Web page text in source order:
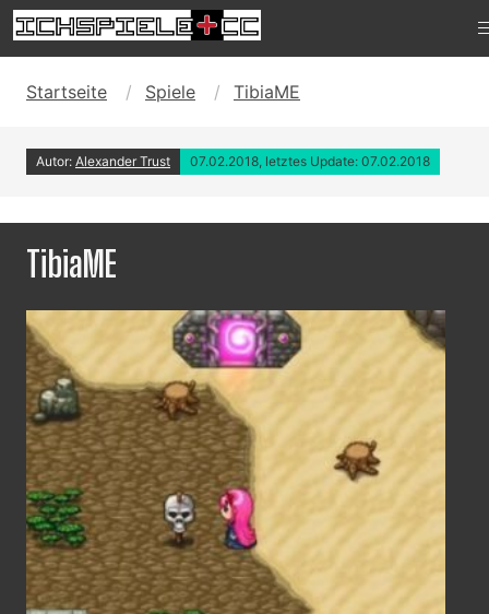
Startseite Spiele TibiaME
Autor: Alexander Trust 07.02.2018, letztes Update: 07.02.2018
TibiaME